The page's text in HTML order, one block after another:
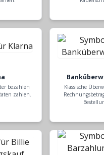
bezahlen
zahlen.
Klassische